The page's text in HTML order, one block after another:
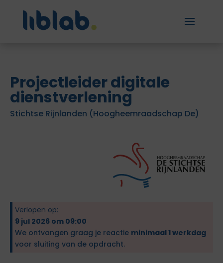
Projectleider digitale
dienstverlening
Stichtse Rijnlanden (Hoogheemraadschap De)
Verlopen op:
9 jul 2026 om 09:00
We ontvangen graag je reactie minimaal 1 werkdag
voor sluiting van de opdracht.